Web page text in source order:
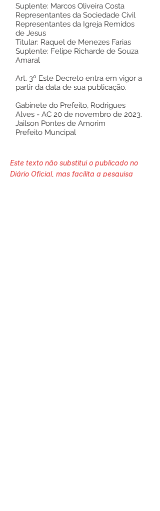
Suplente: Marcos Oliveira Costa
Representantes da Sociedade Civil
Representantes da Igreja Remidos
de Jesus
Titular: Raquel de Menezes Farias
Suplente: Felipe Richarde de Souza
Amaral
Art. 3º Este Decreto entra em vigor a
partir da data de sua publicação.
Gabinete do Prefeito, Rodrigues
Alves - AC 20 de novembro de 2023.
Jailson Pontes de Amorim
Prefeito Muncipal
Este texto não substitui o publicado no
Diário Oficial, mas facilita a pesquisa